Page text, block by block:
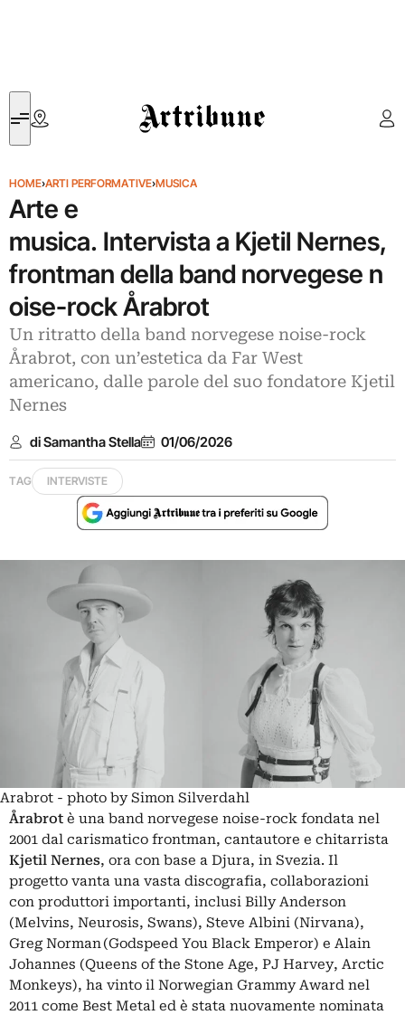
Artribune
HOME›ARTI PERFORMATIVE›MUSICA
Arte e
musica. Intervista a Kjetil Nernes,
frontman della band norvegese n
oise-rock Årabrot
Un ritratto della band norvegese noise-rock
Årabrot, con un’estetica da Far West
americano, dalle parole del suo fondatore Kjetil
Nernes
di Samantha Stella 01/06/2026
TAG INTERVISTE
Arabrot - photo by Simon Silverdahl
Årabrot è una band norvegese noise-rock fondata nel
2001 dal carismatico frontman, cantautore e chitarrista
Kjetil Nernes, ora con base a Djura, in Svezia. Il
progetto vanta una vasta discografia, collaborazioni
con produttori importanti, inclusi Billy Anderson
(Melvins, Neurosis, Swans), Steve Albini (Nirvana),
Greg Norman (Godspeed You Black Emperor) e Alain
Johannes (Queens of the Stone Age, PJ Harvey, Arctic
Monkeys), ha vinto il Norwegian Grammy Award nel
2011 come Best Metal ed è stata nuovamente nominata